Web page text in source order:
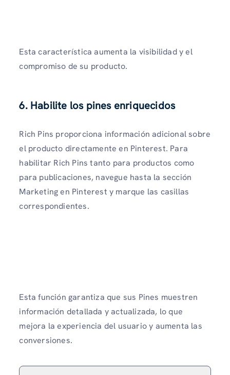
Esta característica aumenta la visibilidad y el
compromiso de su producto.
6. Habilite los pines enriquecidos
Rich Pins proporciona información adicional sobre
el producto directamente en Pinterest. Para
habilitar Rich Pins tanto para productos como
para publicaciones, navegue hasta la sección
Marketing en Pinterest y marque las casillas
correspondientes.
Esta función garantiza que sus Pines muestren
información detallada y actualizada, lo que
mejora la experiencia del usuario y aumenta las
conversiones.